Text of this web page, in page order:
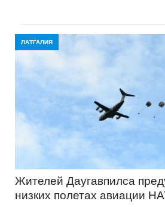
ЛАТГАЛИЯ
Жителей Даугавпилса
низких полетах авиации